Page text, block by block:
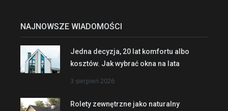
NAJNOWSZE WIADOMOŚCI
Jedna decyzja, 20 lat komfortu albo
kosztów. Jak wybrać okna na lata
3 sierpień 2026
Rolety zewnętrzne jako naturalny